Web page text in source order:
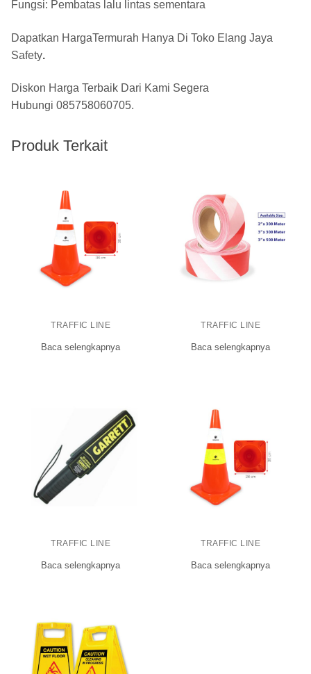
Fungsi: Pembatas lalu lintas sementara
Dapatkan HargaTermurah Hanya Di Toko Elang Jaya
Safety.
Diskon Harga Terbaik Dari Kami Segera
Hubungi 085758060705.
Produk Terkait
TRAFFIC LINE
Baca selengkapnya
TRAFFIC LINE
Baca selengkapnya
TRAFFIC LINE
Baca selengkapnya
TRAFFIC LINE
Baca selengkapnya